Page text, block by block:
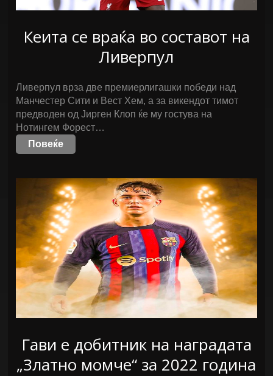
Кеита се враќа во составот на
Ливерпул
Ливерпул врза две премиерлигашки победи над
Манчестер Сити и Вест Хем, а за викендот тимот
предводен од Јирген Клоп ќе му гостува на
Нотингем Форест…
Повеќе
Гави е добитник на наградата
„Златно момче“ за 2022 година